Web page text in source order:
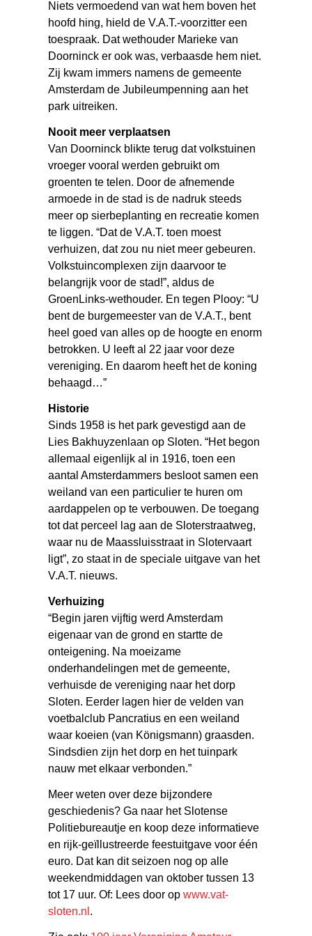
Niets vermoedend van wat hem boven het
hoofd hing, hield de V.A.T.-voorzitter een
toespraak. Dat wethouder Marieke van
Doorninck er ook was, verbaasde hem niet.
Zij kwam immers namens de gemeente
Amsterdam de Jubileumpenning aan het
park uitreiken.
Nooit meer verplaatsen
Van Doorninck blikte terug dat volkstuinen
vroeger vooral werden gebruikt om
groenten te telen. Door de afnemende
armoede in de stad is de nadruk steeds
meer op sierbeplanting en recreatie komen
te liggen. “Dat de V.A.T. toen moest
verhuizen, dat zou nu niet meer gebeuren.
Volkstuincomplexen zijn daarvoor te
belangrijk voor de stad!”, aldus de
GroenLinks-wethouder. En tegen Plooy: “U
bent de burgemeester van de V.A.T., bent
heel goed van alles op de hoogte en enorm
betrokken. U leeft al 22 jaar voor deze
vereniging. En daarom heeft het de koning
behaagd…”
Historie
Sinds 1958 is het park gevestigd aan de
Lies Bakhuyzenlaan op Sloten. “Het begon
allemaal eigenlijk al in 1916, toen een
aantal Amsterdammers besloot samen een
weiland van een particulier te huren om
aardappelen op te verbouwen. De toegang
tot dat perceel lag aan de Sloterstraatweg,
waar nu de Maassluisstraat in Slotervaart
ligt”, zo staat in de speciale uitgave van het
V.A.T. nieuws.
Verhuizing
“Begin jaren vijftig werd Amsterdam
eigenaar van de grond en startte de
onteigening. Na moeizame
onderhandelingen met de gemeente,
verhuisde de vereniging naar het dorp
Sloten. Eerder lagen hier de velden van
voetbalclub Pancratius en een weiland
waar koeien (van Königsmann) graasden.
Sindsdien zijn het dorp en het tuinpark
nauw met elkaar verbonden.”
Meer weten over deze bijzondere
geschiedenis? Ga naar het Slotense
Politiebureautje en koop deze informatieve
en rijk-geïllustreerde feestuitgave voor één
euro. Dat kan dit seizoen nog op alle
weekendmiddagen van oktober tussen 13
tot 17 uur. Of: Lees door opwww.vat-
sloten.nl .